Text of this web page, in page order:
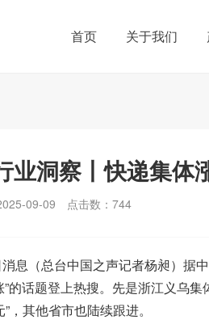
首页 关于我们
业洞察丨快递集体
09-09 点击数： 744
（总台中国之声记者杨昶）据中
的话题登上热搜。先是浙江义乌
，其他省市也陆续跟进。